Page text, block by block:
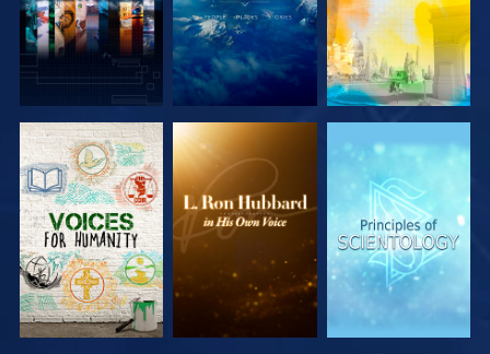
SERIE
ENTDECKEN
SERIE
ENTDECKEN
SERIE
ENTDECKEN